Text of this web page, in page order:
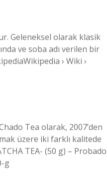
Geleneksel olarak klasik
ve soba adı verilen bir
› Wiki ›
Tea olarak, 2007’den
üzere iki farklı kalitede
TEA- (50 g) –
g